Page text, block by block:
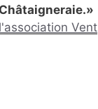
Vent